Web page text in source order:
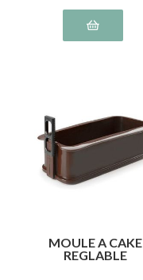
MOULE A CAKE
REGLABLE